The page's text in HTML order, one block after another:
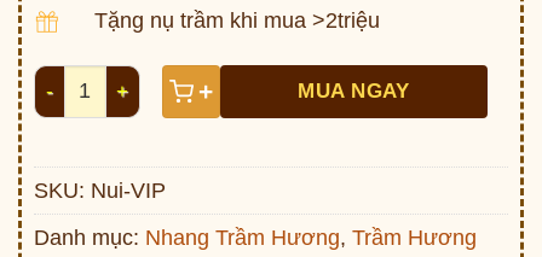
Tặng nụ trầm khi mua >2triệu
Nhang Trầm không tăm (núi VIP) số lượng
+ MUA NGAY
SKU: Nui-VIP
Danh mục: Nhang Trầm Hương, Trầm Hương